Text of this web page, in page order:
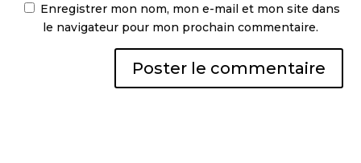
Enregistrer mon nom, mon e-mail et mon site dans
le navigateur pour mon prochain commentaire.